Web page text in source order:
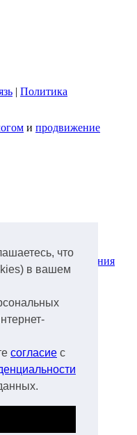
что
в вашем
согласие с
| Политика
и продвижение
и оборудования